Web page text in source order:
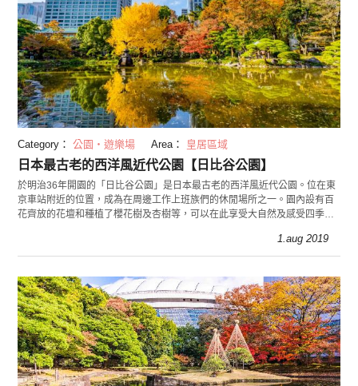
Category： 公園・遊樂場 Area： 皇居區域
日本最古老的西洋風近代公園【日比谷公園】
於明治36年開園的「日比谷公園」是日本最古老的西洋風近代公園。位在東
京車站附近的位置，成為在周邊工作上班族們的休閒場所之一。園內設有百
花齊放的花壇和種植了櫻花樹及杏樹等，可以在此享受大自然及感受四季更
1.aug 2019